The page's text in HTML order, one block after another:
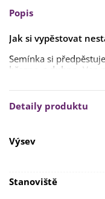
Popis
Jak si vypěstovat
Semínka si
března
dubna
.
Semínka vyséváme
ke klíčení světlo.
Stanoviště volíme
Ideální půda je
běžná
sperlitem,bohatá na
Detaily produktu
Výsev
Stanoviště